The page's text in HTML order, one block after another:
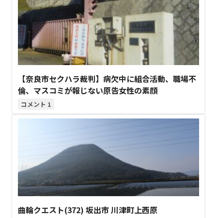
【奈良市セクハラ裁判】病欠中に組合活動、職場不
倫、マスコミが報じない原告女性の素顔
1
曲輪クエスト(372) 坂出市 川津町上西原